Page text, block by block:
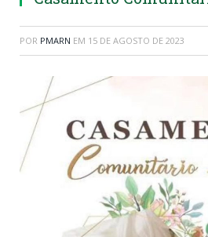
POR PMARN EM 15 DE AGOSTO DE 2023